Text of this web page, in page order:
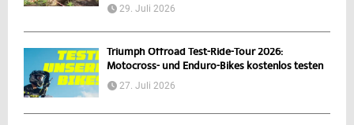
29. Juli 2026
Triumph Offroad Test-Ride-Tour 2026:
Motocross- und Enduro-Bikes kostenlos testen
27. Juli 2026